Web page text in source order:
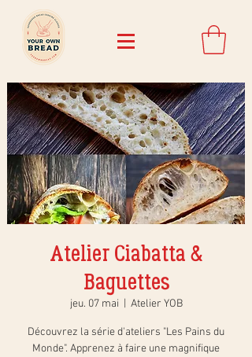
Atelier Ciabatta &
Baguettes
jeu. 07 mai Atelier YOB
Découvrez la série d'ateliers "Les Pains du
Monde". Apprenez à faire une magnifique